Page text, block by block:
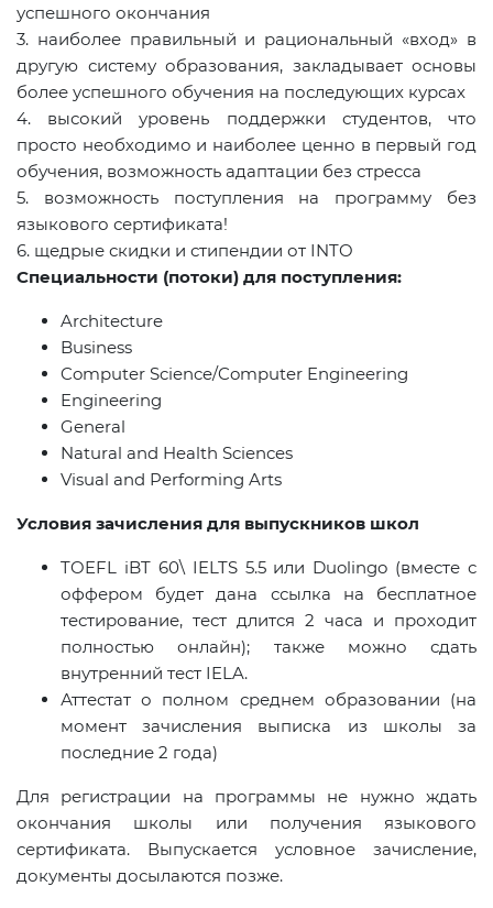
успешного окончания
3. наиболее правильный и рациональный «вход» в
другую систему образования, закладывает основы
более успешного обучения на последующих курсах
4. высокий уровень поддержки студентов, что
просто необходимо и наиболее ценно в первый год
обучения, возможность адаптации без стресса
5. возможность поступления на программу без
языкового сертификата!
6. щедрые скидки и стипендии от INTO
Специальности (потоки) для поступления:
Architecture
Business
Computer Science/Computer Engineering
Engineering
General
Natural and Health Sciences
Visual and Performing Arts
Условия зачисления для выпускников школ
TOEFL iBT 60\ IELTS 5.5 или Duolingo (вместе с
оффером будет дана ссылка на бесплатное
тестирование, тест длится 2 часа и проходит
полностью онлайн); также можно сдать
внутренний тест IELA.
Аттестат о полном среднем образовании (на
момент зачисления выписка из школы за
последние 2 года)
Для регистрации на программы не нужно ждать
окончания школы или получения языкового
сертификата. Выпускается условное зачисление,
документы досылаются позже.